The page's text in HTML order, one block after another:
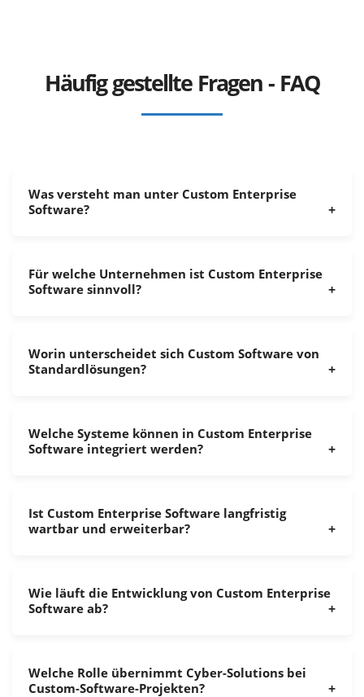
Häufig gestellte Fragen - FAQ
Was versteht man unter Custom Enterprise
Software?
Für welche Unternehmen ist Custom Enterprise
Software sinnvoll?
Worin unterscheidet sich Custom Software von
Standardlösungen?
Welche Systeme können in Custom Enterprise
Software integriert werden?
Ist Custom Enterprise Software langfristig
wartbar und erweiterbar?
Wie läuft die Entwicklung von Custom Enterprise
Software ab?
Welche Rolle übernimmt Cyber-Solutions bei
Custom-Software-Projekten?